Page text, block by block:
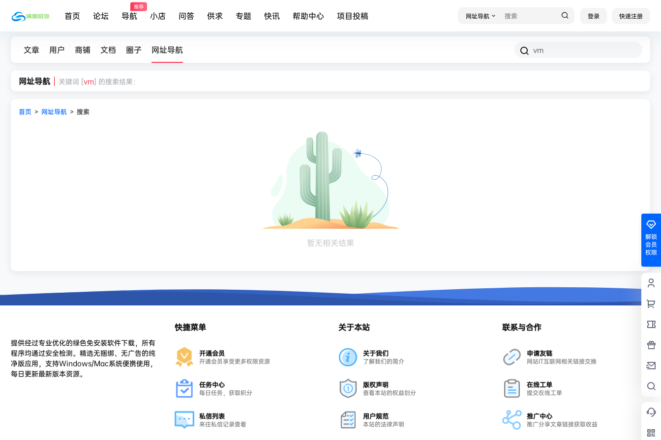
首页 论坛 导航
推荐
小店 问答 供求 专题 快讯 帮助中心 项目投稿 网址导航 登录 快速注册
文章 用户 商铺 文档 圈子 网址导航
网址导航 关键词 [vm] 的搜索结果：
首页 > 网址导航 > 搜索
暂无相关结果
解锁
会员
权限
提供经过专业优化的绿色免安装软件下载，所有
程序均通过安全检测。精选无捆绑、无广告的纯
净版应用，支持Windows/Mac系统便携使用，
每日更新最新版本资源。
快捷菜单
开通会员
开通会员享受更多权限资源
任务中心
每日任务，获取积分
私信列表
来往私信记录查看
关于本站
关于我们
了解我们的简介
版权声明
查看本站的权益划分
用户规范
本站的法律声明
联系与合作
申请友链
网站IT互联网相关链接交换
在线工单
提交在线工单
推广中心
推广分享文章链接获取收益